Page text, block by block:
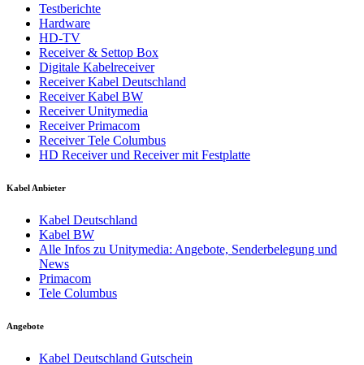
Testberichte
Hardware
HD-TV
Receiver & Settop Box
Digitale Kabelreceiver
Receiver Kabel Deutschland
Receiver Kabel BW
Receiver Unitymedia
Receiver Primacom
Receiver Tele Columbus
HD Receiver und Receiver mit Festplatte
Kabel Anbieter
Kabel Deutschland
Kabel BW
Alle Infos zu Unitymedia: Angebote, Senderbelegung und
News
Primacom
Tele Columbus
Angebote
Kabel Deutschland Gutschein